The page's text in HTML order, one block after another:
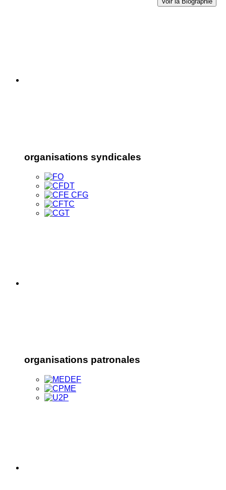
organisations syndicales
organisations patronales